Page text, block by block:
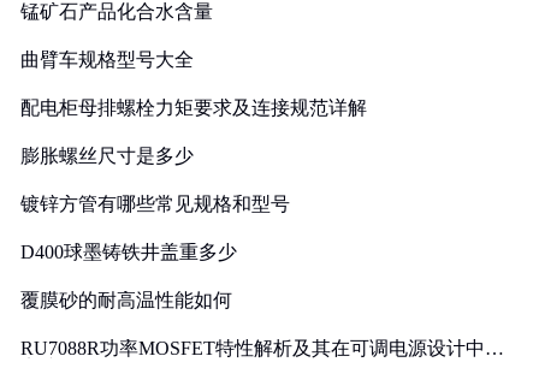
锰矿石产品化合水含量
曲臂车规格型号大全
配电柜母排螺栓力矩要求及连接规范详解
膨胀螺丝尺寸是多少
镀锌方管有哪些常见规格和型号
D400球墨铸铁井盖重多少
覆膜砂的耐高温性能如何
RU7088R功率MOSFET特性解析及其在可调电源设计中的